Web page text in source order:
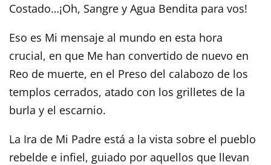
Costado…¡Oh, Sangre y Agua Bendita para vos!
Eso es Mi mensaje al mundo en esta hora
crucial, en que Me han convertido de nuevo en
Reo de muerte, en el Preso del calabozo de los
templos cerrados, atado con los grilletes de la
burla y el escarnio.
La Ira de Mi Padre está a la vista sobre el pueblo
rebelde e infiel, guiado por aquellos que llevan